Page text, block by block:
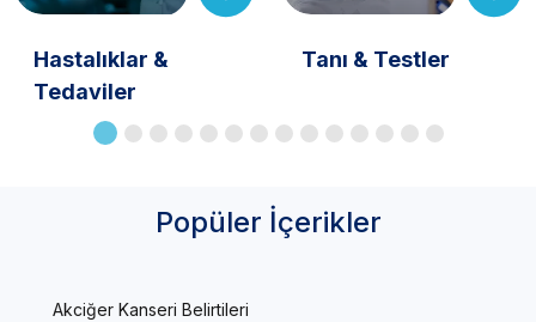
Hastalıklar &
Tedaviler
Tanı & Testler
Popüler İçerikler
Akciğer Kanseri Belirtileri